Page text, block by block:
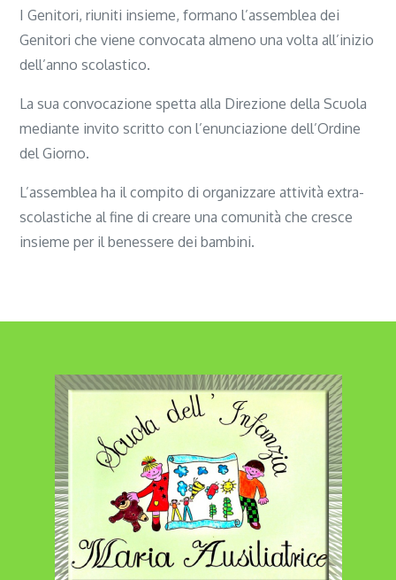
I Genitori, riuniti insieme, formano l’assemblea dei
Genitori che viene convocata almeno una volta all’inizio
dell’anno scolastico.
La sua convocazione spetta alla Direzione della Scuola
mediante invito scritto con l’enunciazione dell’Ordine
del Giorno.
L’assemblea ha il compito di organizzare attività extra-
scolastiche al fine di creare una comunità che cresce
insieme per il benessere dei bambini.